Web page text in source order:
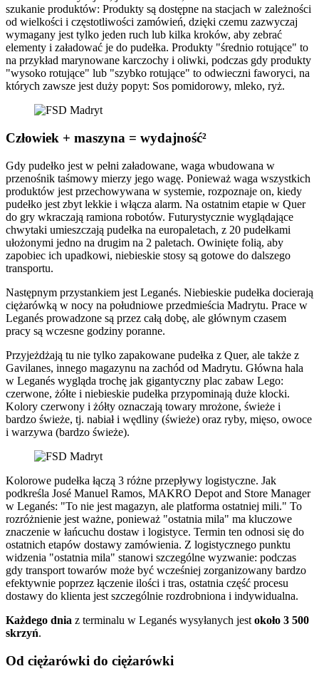
szukanie produktów: Produkty są dostępne na stacjach w zależności
od wielkości i częstotliwości zamówień, dzięki czemu zazwyczaj
wymagany jest tylko jeden ruch lub kilka kroków, aby zebrać
elementy i załadować je do pudełka. Produkty "średnio rotujące" to
na przykład marynowane karczochy i oliwki, podczas gdy produkty
"wysoko rotujące" lub "szybko rotujące" to odwieczni faworyci, na
których zawsze jest duży popyt: Sos pomidorowy, mleko, ryż.
Człowiek + maszyna = wydajność²
Gdy pudełko jest w pełni załadowane, waga wbudowana w
przenośnik taśmowy mierzy jego wagę. Ponieważ waga wszystkich
produktów jest przechowywana w systemie, rozpoznaje on, kiedy
pudełko jest zbyt lekkie i włącza alarm. Na ostatnim etapie w Quer
do gry wkraczają ramiona robotów. Futurystycznie wyglądające
chwytaki umieszczają pudełka na europaletach, z 20 pudełkami
ułożonymi jedno na drugim na 2 paletach. Owinięte folią, aby
zapobiec ich upadkowi, niebieskie stosy są gotowe do dalszego
transportu.
Następnym przystankiem jest Leganés. Niebieskie pudełka docierają
ciężarówką w nocy na południowe przedmieścia Madrytu. Prace w
Leganés prowadzone są przez całą dobę, ale głównym czasem
pracy są wczesne godziny poranne.
Przyjeżdżają tu nie tylko zapakowane pudełka z Quer, ale także z
Gavilanes, innego magazynu na zachód od Madrytu. Główna hala
w Leganés wygląda trochę jak gigantyczny plac zabaw Lego:
czerwone, żółte i niebieskie pudełka przypominają duże klocki.
Kolory czerwony i żółty oznaczają towary mrożone, świeże i
bardzo świeże, tj. nabiał i wędliny (świeże) oraz ryby, mięso, owoce
i warzywa (bardzo świeże).
Kolorowe pudełka łączą 3 różne przepływy logistyczne. Jak
podkreśla José Manuel Ramos, MAKRO Depot and Store Manager
w Leganés: "To nie jest magazyn, ale platforma ostatniej mili." To
rozróżnienie jest ważne, ponieważ "ostatnia mila" ma kluczowe
znaczenie w łańcuchu dostaw i logistyce. Termin ten odnosi się do
ostatnich etapów dostawy zamówienia. Z logistycznego punktu
widzenia "ostatnia mila" stanowi szczególne wyzwanie: podczas
gdy transport towarów może być wcześniej zorganizowany bardzo
efektywnie poprzez łączenie ilości i tras, ostatnia część procesu
dostawy do klienta jest szczególnie rozdrobniona i indywidualna.
Każdego dnia z terminalu w Leganés wysyłanych jest około 3 500
skrzyń.
Od ciężarówki do ciężarówki